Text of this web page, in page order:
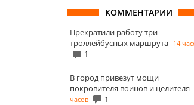
КОММЕНТАРИИ
Прекратили работу три
троллейбусных маршрута 14
1
В город привезут мощи
покровителя воинов и целителя
часов
1